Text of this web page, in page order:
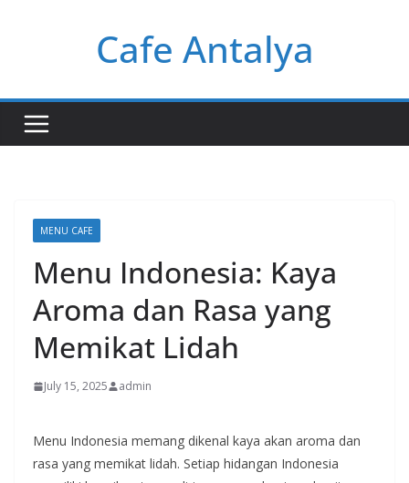
Cafe Antalya
MENU CAFE
Menu Indonesia: Kaya
Aroma dan Rasa yang
Memikat Lidah
July 15, 2025 admin
Menu Indonesia memang dikenal kaya akan aroma dan
rasa yang memikat lidah. Setiap hidangan Indonesia